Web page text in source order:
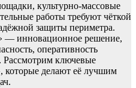
культурно-массовые
работы требуют чёткой
защиты периметра.
— инновационное решение,
оперативность
Рассмотрим ключевые
которые делают её лучшим